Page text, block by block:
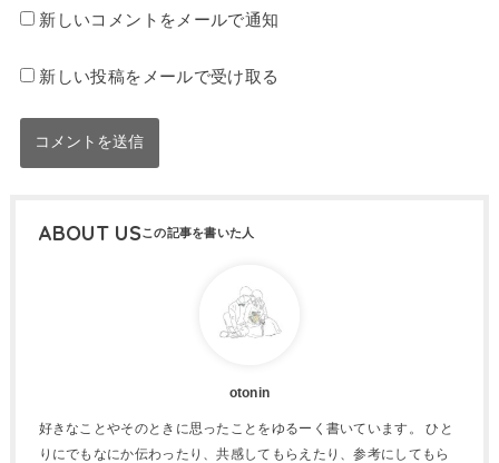
新しいコメントをメールで通知
新しい投稿をメールで受け取る
ABOUT US
otonin
好きなことやそのときに思ったことをゆるーく書いています。 ひと
りにでもなにか伝わったり、共感してもらえたり、参考にしてもら